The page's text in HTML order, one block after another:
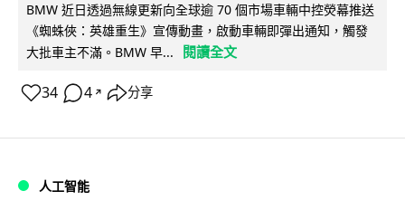
BMW 近日透過無線更新向全球逾 70 個市場車輛中控熒幕推送
《蜘蛛俠：英雄重生》宣傳動畫，啟動車輛即彈出通知，觸發
大批車主不滿。BMW 早...
閱讀全文
34 4 ↗ 分享
人工智能